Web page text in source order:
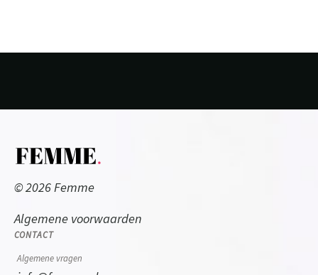
© 2026 Femme
Algemene voorwaarden
CONTACT
Algemene vragen